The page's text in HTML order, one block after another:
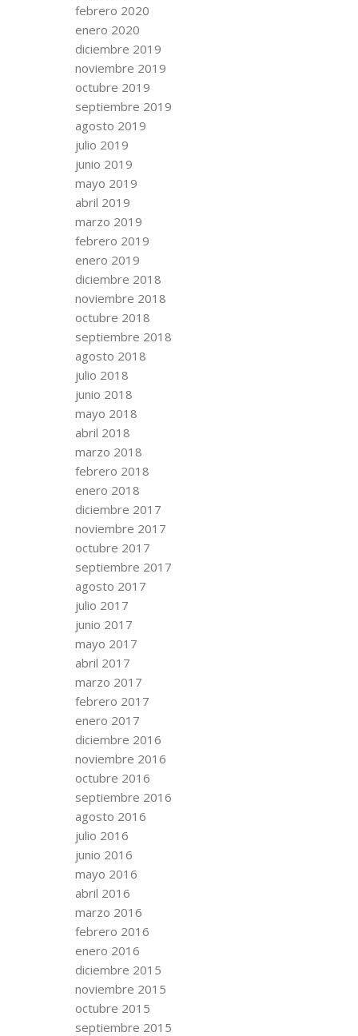
febrero 2020
enero 2020
diciembre 2019
noviembre 2019
octubre 2019
septiembre 2019
agosto 2019
julio 2019
junio 2019
mayo 2019
abril 2019
marzo 2019
febrero 2019
enero 2019
diciembre 2018
noviembre 2018
octubre 2018
septiembre 2018
agosto 2018
julio 2018
junio 2018
mayo 2018
abril 2018
marzo 2018
febrero 2018
enero 2018
diciembre 2017
noviembre 2017
octubre 2017
septiembre 2017
agosto 2017
julio 2017
junio 2017
mayo 2017
abril 2017
marzo 2017
febrero 2017
enero 2017
diciembre 2016
noviembre 2016
octubre 2016
septiembre 2016
agosto 2016
julio 2016
junio 2016
mayo 2016
abril 2016
marzo 2016
febrero 2016
enero 2016
diciembre 2015
noviembre 2015
octubre 2015
septiembre 2015